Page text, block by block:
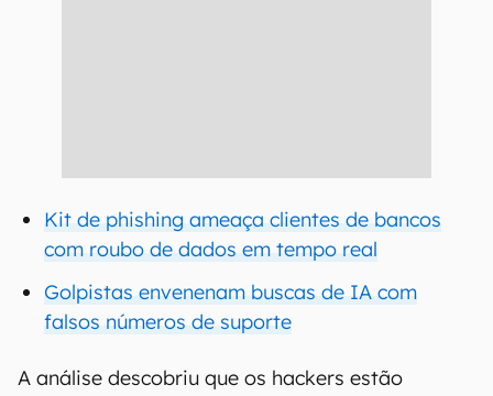
Kit de phishing ameaça clientes de bancos
com roubo de dados em tempo real
Golpistas envenenam buscas de IA com
falsos números de suporte
A análise descobriu que os hackers estão